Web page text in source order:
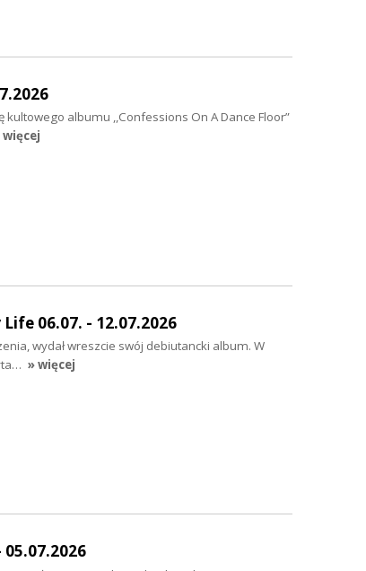
albumu ,,Confessions On A Dance Floor”
więcej
06.07. - 12.07.2026
wydał wreszcie swój debiutancki album. W
» więcej